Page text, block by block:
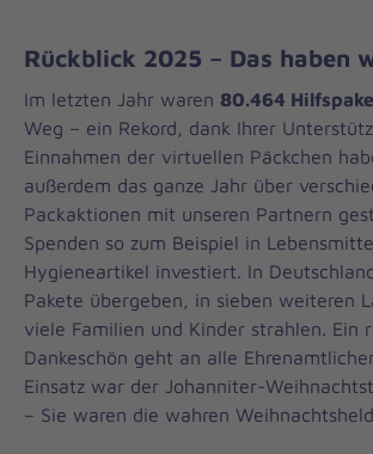
Rückblick 2025 – Das haben
Im letzten Jahr waren 80.464
Weg – ein Rekord, dank Ihrer
Einnahmen der virtuellen Päckchen
außerdem das ganze Jahr über
Packaktionen mit unseren Partnern
Spenden so zum Beispiel in
Hygieneartikel investiert. In
Pakete übergeben, in sieben weiteren
viele Familien und Kinder strahlen. Ein
Dankeschön geht an alle
Einsatz war der Johanniter-
– Sie waren die wahren